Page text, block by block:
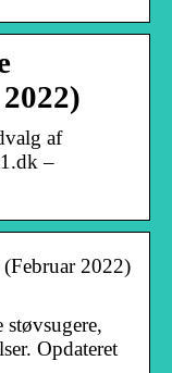
af
–
2022)
Opdateret